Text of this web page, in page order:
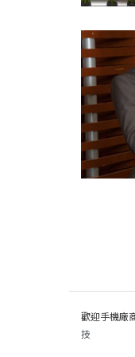
歡迎手機廠
技